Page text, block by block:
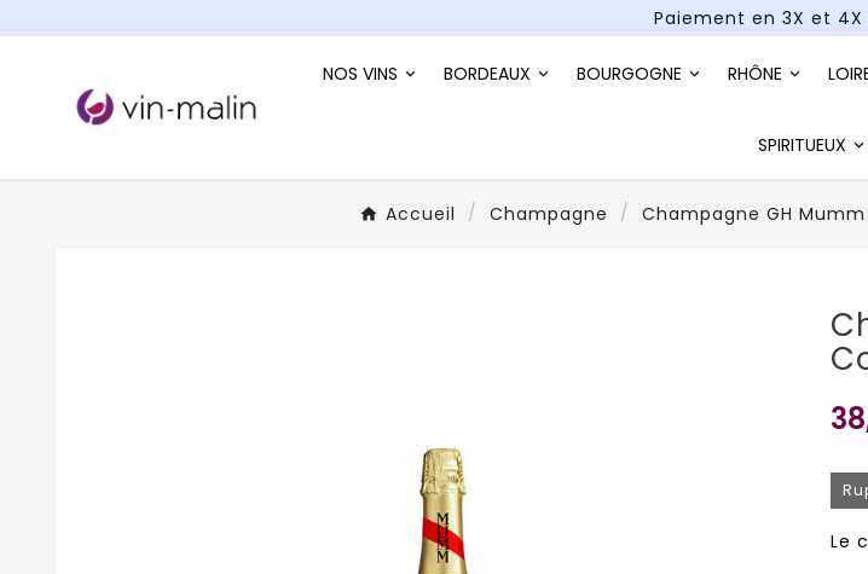
Paiement en 3X et
NOS VINS BORDEAUX BOURGOGNE RHÔNE
SPIRITUEUX
Accueil Champagne Champagne GH Mumm
Le